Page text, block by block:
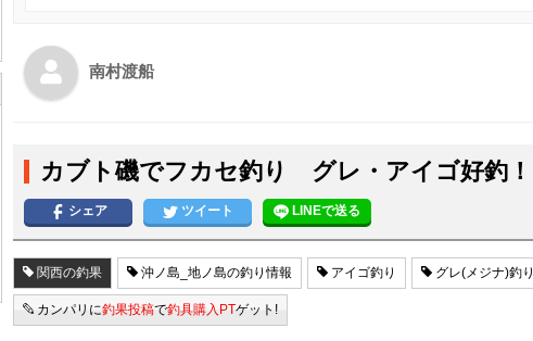
南村渡船
カブト磯でフカセ釣り グレ・アイゴ好釣！
シェア ツイート LINEで送る
関西の釣果 沖ノ島_地ノ島の釣り情報 アイゴ釣り グレ(メジナ)釣り
カンパリに釣果投稿で釣具購入PTゲット!